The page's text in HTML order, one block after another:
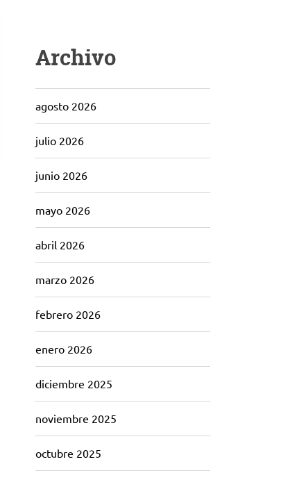
Archivo
agosto 2026
julio 2026
junio 2026
mayo 2026
abril 2026
marzo 2026
febrero 2026
enero 2026
diciembre 2025
noviembre 2025
octubre 2025